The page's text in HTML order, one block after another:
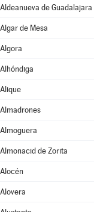
Aldeanueva de Guadalajara
Algar de Mesa
Algora
Alhóndiga
Alique
Almadrones
Almoguera
Almonacid de Zorita
Alocén
Alovera